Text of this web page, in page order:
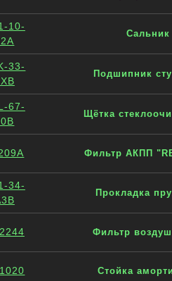
10-
Сальник
33-
Подшипник
67-
Щётка
Фильтр АКПП
34-
Прокладка
Фильтр
Стойка